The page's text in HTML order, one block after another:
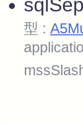
型 :